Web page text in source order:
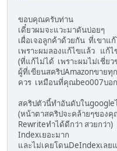
ขอบคุณครับท่าน
เดี๋ยวผมจะแวะมาดันบ่อยๆ
เผื่อเจอลูกค้าด้วยกัน ที่เขาแ
เพราะผมลองแก้ไขแล้ว แก้
(ที่แก้ไม่ได้ เพราะผมไม่เชี่ย
ผู้ที่เขียนสคริปAmazonขาย
ควร เหมือนที่คุณbeo007บอ
สคริปตัวนี้ทำอันดับในgoogle
(หน้าตาสคริปจะคล้ายๆของ
Rewriteทำได้ดีกว่า สวยกว่า)
Indexเยอะมาก
และไม่เคยโดนDeIndexเลย